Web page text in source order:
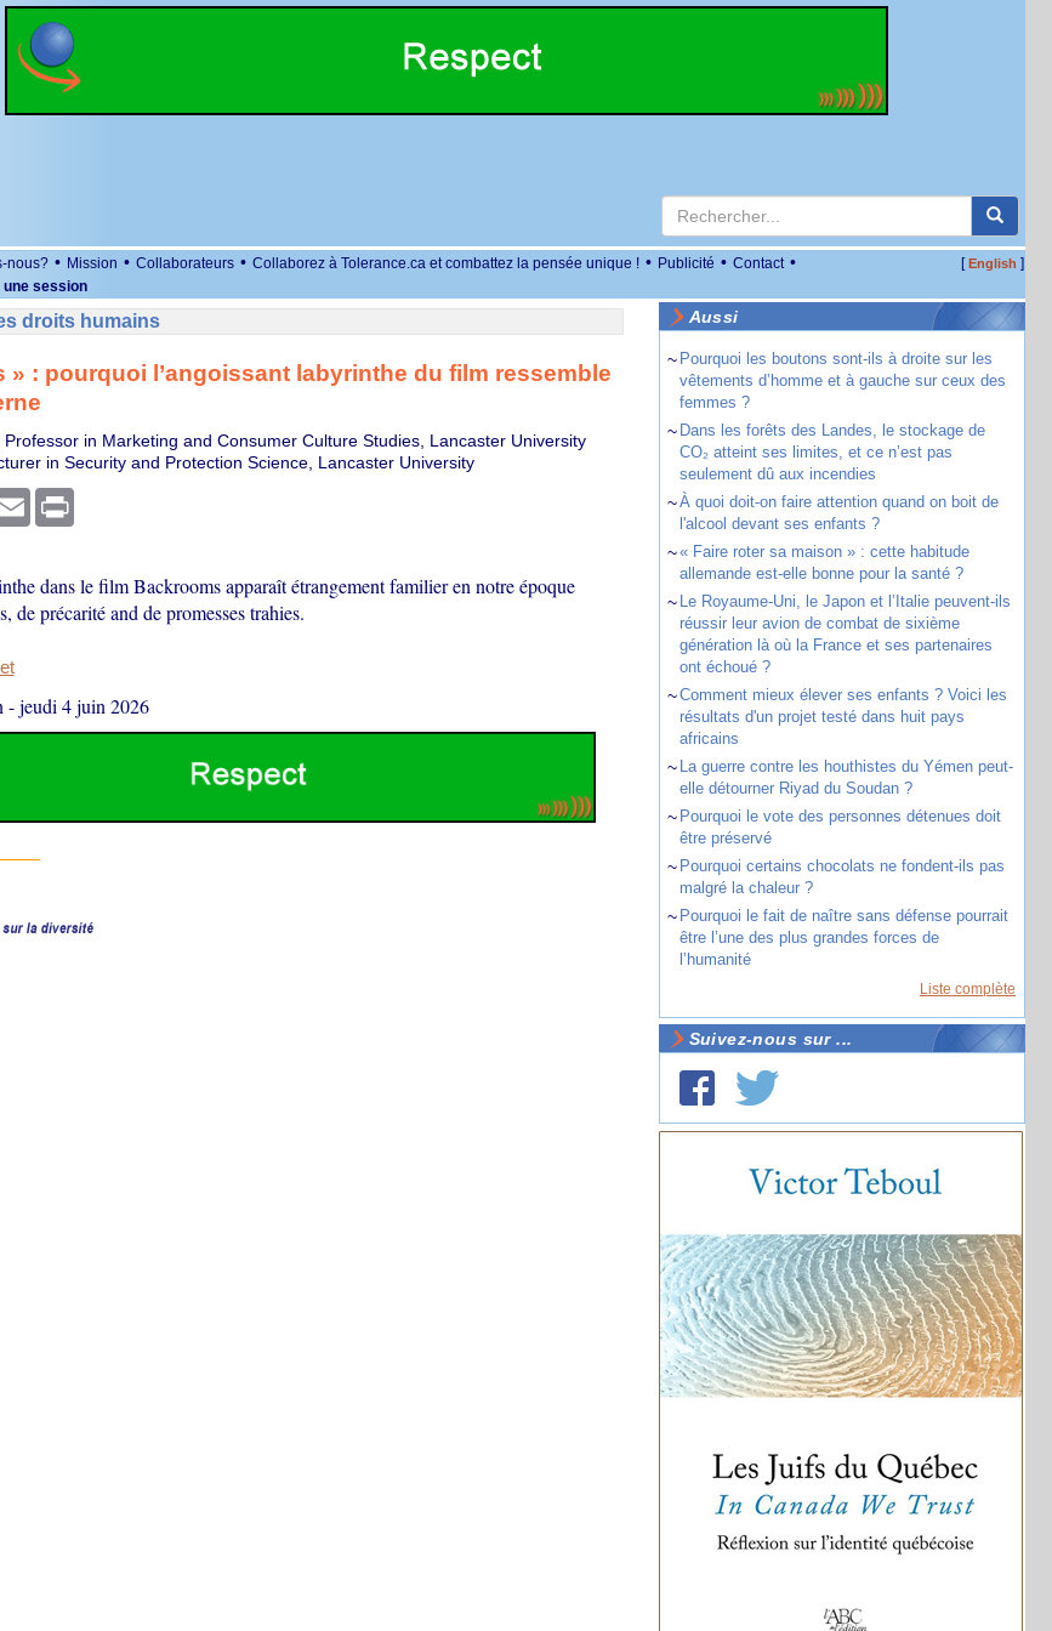
nous? • Mission • Collaborateurs • Collaborez à Tolerance.ca et combattez la pensée unique ! • Publicité • Contact •
une session
[English ]
droits humains
» : pourquoi l’angoissant labyrinthe du film ressemble
in Marketing and Consumer Culture Studies, Lancaster University
in Security and Protection Science, Lancaster University
Email Print
dans le film Backrooms apparaît étrangement familier en notre époque
de précarité and de promesses trahies.
-jeudi 4 juin 2026
Aussi
~ Pourquoi les boutons sont-ils à droite sur les
vêtements d’homme et à gauche sur ceux des
femmes ?
~ Dans les forêts des Landes, le stockage de
CO₂ atteint ses limites, et ce n’est pas
seulement dû aux incendies
~À quoi doit-on faire attention quand on boit de
l'alcool devant ses enfants ?
~« Faire roter sa maison » : cette habitude
allemande est-elle bonne pour la santé ?
~ Le Royaume-Uni, le Japon et l’Italie peuvent-ils
réussir leur avion de combat de sixième
génération là où la France et ses partenaires
ont échoué ?
~Comment mieux élever ses enfants ? Voici les
résultats d'un projet testé dans huit pays
africains
~ La guerre contre les houthistes du Yémen peut-
elle détourner Riyad du Soudan ?
~ Pourquoi le vote des personnes détenues doit
être préservé
~ Pourquoi certains chocolats ne fondent-ils pas
malgré la chaleur ?
~ Pourquoi le fait de naître sans défense pourrait
être l’une des plus grandes forces de
l’humanité
Liste complète
Suivez-nous sur ...